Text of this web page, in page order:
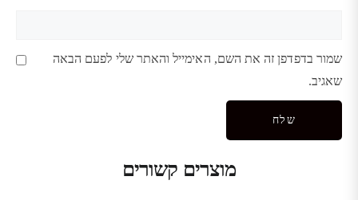
שמור בדפדפן זה את השם, האימייל והאתר שלי לפעם הבאה
שאגיב.
מוצרים קשורים